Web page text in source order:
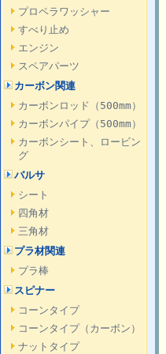
プロペラワッシャー
すべり止め
エンジン
スペアパーツ
カーボン関連
カーボンロッド（500mm）
カーボンパイプ（500mm）
カーボンシート、ロービン
グ
バルサ
シート
四角材
三角材
プラ材関連
プラ棒
スピナー
コーンタイプ
コーンタイプ（カーボン）
ナットタイプ